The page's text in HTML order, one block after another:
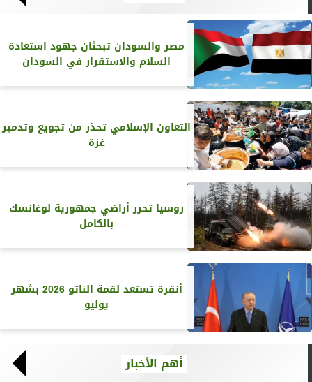
مصر والسودان تبحثان جهود استعادة
السلام والاستقرار في السودان
التعاون الإسلامي تحذر من تجويع وتدمير
غزة
روسيا تحرر أراضي جمهورية لوغانسك
بالكامل
أنقرة تستعد لقمة الناتو 2026 بشهر
يوليو
أهم الأخبار